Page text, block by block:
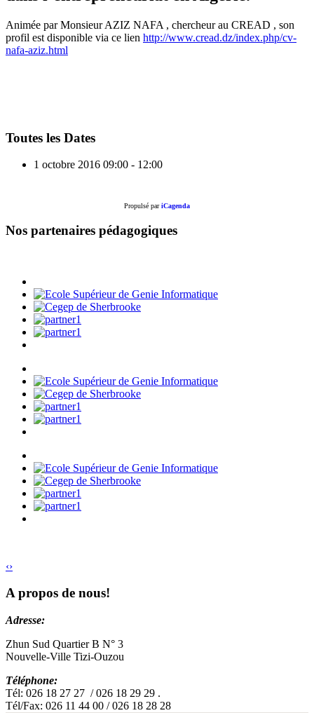
Animée par Monsieur AZIZ NAFA , chercheur au CREAD , son
profil est disponible via ce lien http://www.cread.dz/index.php/cv-
nafa-aziz.html
Toutes les Dates
1 octobre 2016 09:00 - 12:00
Propulsé pariCagenda
Nos partenaires pédagogiques
‹›
A propos de nous!
Adresse:
Zhun Sud Quartier B N° 3
Nouvelle-Ville Tizi-Ouzou
Téléphone:
Tél: 026 18 27 27 / 026 18 29 29 .
Tél/Fax: 026 11 44 00 / 026 18 28 28